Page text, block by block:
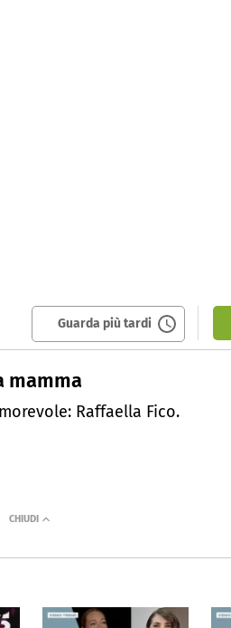
Guarda più tardi
mamma
Raffaella Fico.